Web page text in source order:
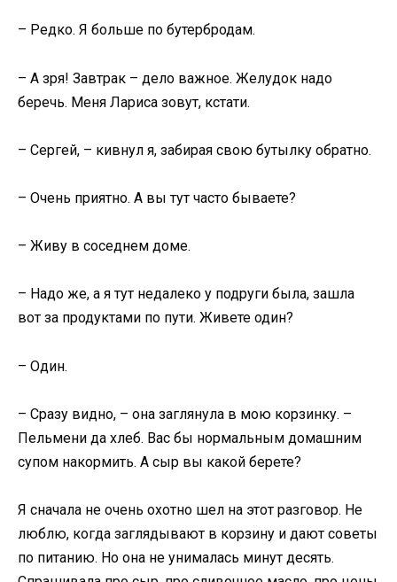
– Редко. Я больше по бутербродам.
– А зря! Завтрак – дело важное. Желудок надо
беречь. Меня Лариса зовут, кстати.
– Сергей, – кивнул я, забирая свою бутылку обратно.
– Очень приятно. А вы тут часто бываете?
– Живу в соседнем доме.
– Надо же, а я тут недалеко у подруги была, зашла
вот за продуктами по пути. Живете один?
– Один.
– Сразу видно, – она заглянула в мою корзинку. –
Пельмени да хлеб. Вас бы нормальным домашним
супом накормить. А сыр вы какой берете?
Я сначала не очень охотно шел на этот разговор. Не
люблю, когда заглядывают в корзину и дают советы
по питанию. Но она не унималась минут десять.